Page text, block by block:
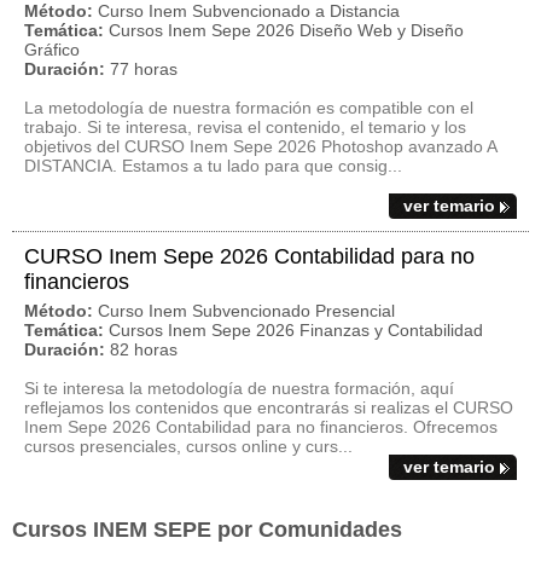
Método: Curso Inem Subvencionado a Distancia
Temática: Cursos Inem Sepe 2026 Diseño Web y Diseño
Gráfico
Duración: 77 horas
La metodología de nuestra formación es compatible con el
trabajo. Si te interesa, revisa el contenido, el temario y los
objetivos del CURSO Inem Sepe 2026 Photoshop avanzado A
DISTANCIA. Estamos a tu lado para que consig...
ver temario
CURSO Inem Sepe 2026 Contabilidad para no
financieros
Método: Curso Inem Subvencionado Presencial
Temática: Cursos Inem Sepe 2026 Finanzas y Contabilidad
Duración: 82 horas
Si te interesa la metodología de nuestra formación, aquí
reflejamos los contenidos que encontrarás si realizas el CURSO
Inem Sepe 2026 Contabilidad para no financieros. Ofrecemos
cursos presenciales, cursos online y curs...
ver temario
Cursos INEM SEPE por Comunidades